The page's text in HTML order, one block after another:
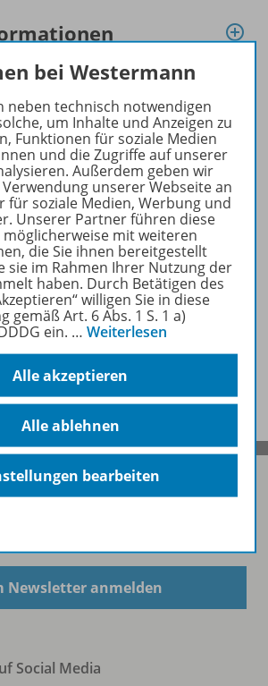
Kontrollgeräte
Produkte
erhältlich
Service
Newsletter anmelden
Social Media
bei Westermann
neben technisch notwendigen
um Inhalte und Anzeigen zu
Funktionen für soziale Medien
und die Zugriffe auf unserer
Außerdem geben wir
unserer Webseite an
für soziale Medien, Werbung und
Unserer Partner führen diese
mit weiteren
die Sie ihnen bereitgestellt
sie im Rahmen Ihrer Nutzung der
haben. Durch Betätigen des
willigen Sie in diese
gemäß Art. 6 Abs. 1 S. 1 a)
ein. … Weiterlesen
Alle akzeptieren
Alle ablehnen
bearbeiten